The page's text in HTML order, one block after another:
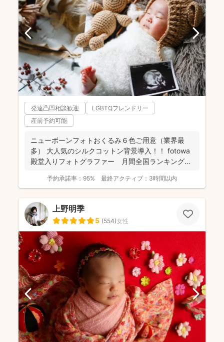
発達凸凹相談歓迎
LGBTQフレンドリー
産前予約可能
ニューボーンフォトおくるみ６色ご用意（業界最
多） 大人気のシルクコットン背景導入！！ fotowa
殿堂入りフォトグラファー 月間全国ランキング１
予約承諾率： 95% 最終アクティブ： 3時間以内
上野明季
5 (554)女性